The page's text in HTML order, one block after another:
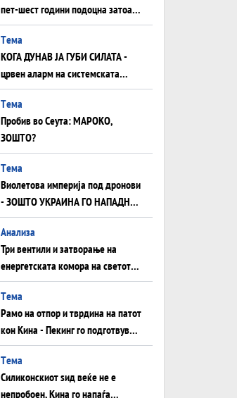
пет-шест години подоцна затоа
што НЕМААТ ВНУЦИ ДА ГИ
ЗАМЕНАТ
Tема
КОГА ДУНАВ ЈА ГУБИ СИЛАТА -
црвен аларм на системската
плоча од јужна Германија до
Црното Море...
Tема
Пробив во Сеута: МАРОКО,
ЗОШТО?
Tема
Виолетова империја под дронови
- ЗОШТО УКРАИНА ГО НАПАДНА
РУСКИОТ WILDBERRIES
Aнализа
Три вентили и затворање на
енергетската комора на светот:
Нападот во Суец најавува
глобален енергетски инфаркт?
Tема
Рамо на отпор и тврдина на патот
кон Кина - Пекинг го подготвува
Иран за американска копнена
инвазија
Tема
Силиконскиот ѕид веќе не е
непробоен, Кина го напаѓа